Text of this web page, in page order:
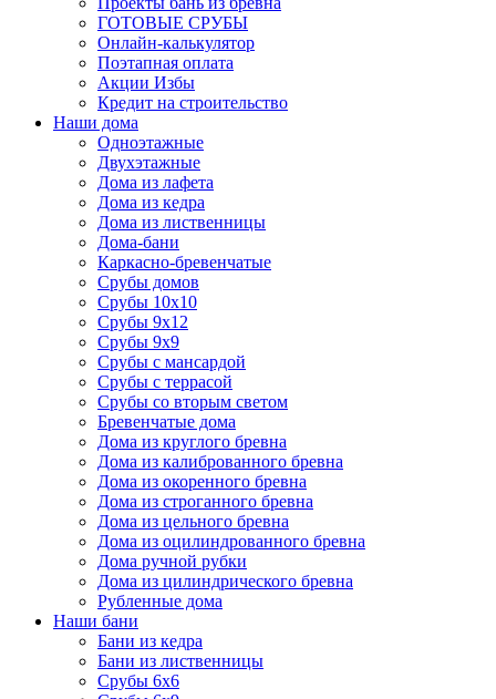
ГОТОВЫЕ СРУБЫ
Онлайн-калькулятор
Поэтапная оплата
Акции Избы
Кредит на строительство
Наши дома
Одноэтажные
Двухэтажные
Дома из лафета
Дома из кедра
Дома из лиственницы
Дома-бани
Каркасно-бревенчатые
Срубы домов
Срубы 10х10
Срубы 9х12
Срубы 9х9
Срубы с мансардой
Срубы с террасой
Срубы со вторым светом
Бревенчатые дома
Дома из круглого бревна
Дома из калиброванного бревна
Дома из окоренного бревна
Дома из строганного бревна
Дома из цельного бревна
Дома из оцилиндрованного бревна
Дома ручной рубки
Дома из цилиндрического бревна
Рубленные дома
Наши бани
Бани из кедра
Бани из лиственницы
Срубы 6х6